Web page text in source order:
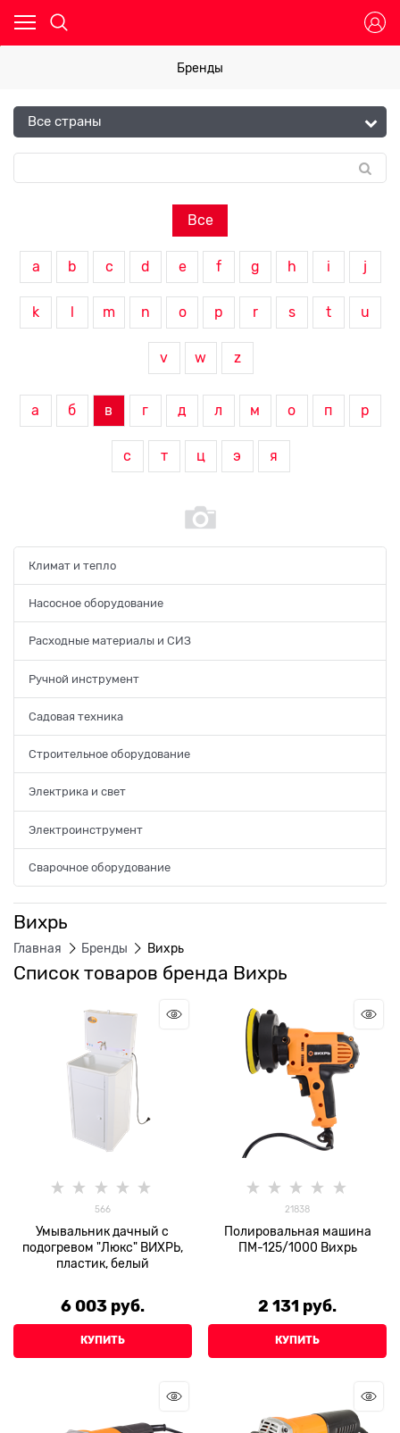
Бренды
Все
a b c d e f g h i j
k m n o p r s t u
v w z
а б в г д л м о п р
с т ц э я
Климат и тепло
Насосное оборудование
Расходные материалы и СИЗ
Ручной инструмент
Садовая техника
Строительное оборудование
Электрика и свет
Электроинструмент
Сварочное оборудование
Вихрь
Главная Бренды Вихрь
Список товаров бренда Вихрь
566
Умывальник дачный с
подогревом "Люкс" ВИХРЬ,
пластик, белый
6 003 руб.
КУПИТЬ
21838
Полировальная машина
ПМ-125/1000 Вихрь
2 131 руб.
КУПИТЬ